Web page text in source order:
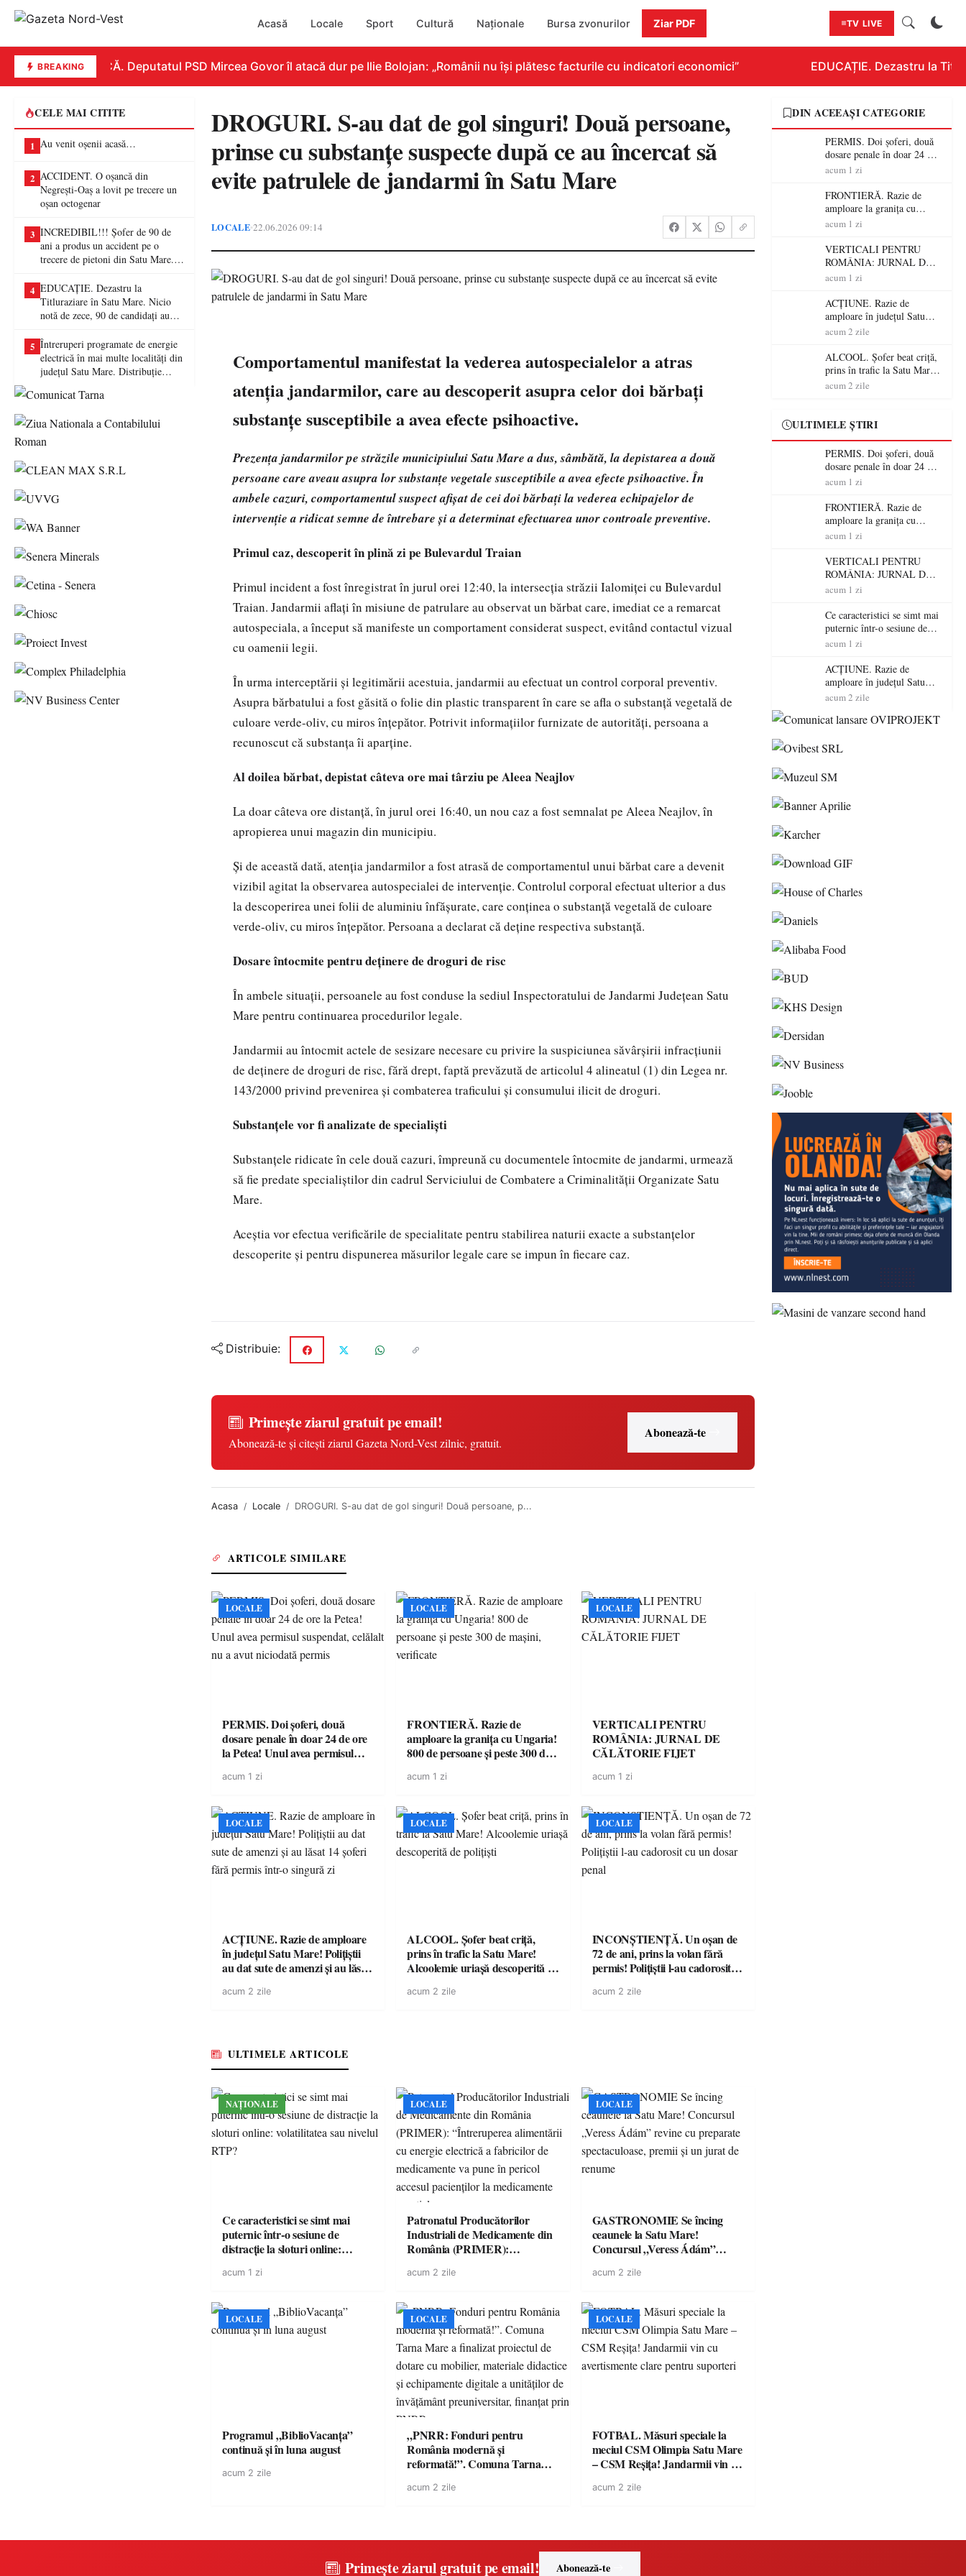
Acasă Locale Sport Cultură Naționale Bursa zvonurilor Ziar PDF TV LIVE
BREAKINGREPLICĂ. Deputatul PSD Mircea Govor îl atacă dur pe Ilie Bolojan: „Românii nu își plătesc facturile cu indicatori economici” EDUCAȚIE. Dezastru la
CELE MAI CITITE
1 Au venit oșenii acasă…
2 ACCIDENT. O oșancă din
Negrești-Oaș a lovit pe trecere un
oșan octogenar
3 INCREDIBIL!!! Șofer de 90 de
ani a produs un accident pe o
trecere de pietoni din Satu Mare. O
4 EDUCAȚIE. Dezastru la
Titluraziare în Satu Mare. Nicio
notă de zece, 90 de candidați au
5 Întreruperi programate de energie
electrică în mai multe localități din
județul Satu Mare. Distribuție
lucrări la rețea
DROGURI. S-au dat de gol singuri! Două persoane,
prinse cu substanțe suspecte după ce au încercat să
evite patrulele de jandarmi în Satu Mare
LOCALE•22.06.2026 09:14
Comportamentul manifestat la vederea autospecialelor a atras
atenția jandarmilor, care au descoperit asupra celor doi bărbați
substanțe susceptibile a avea efecte psihoactive.
Prezența jandarmilor pe străzile municipiului Satu Mare a dus, sâmbătă, la depistarea a două
persoane care aveau asupra lor substanțe vegetale susceptibile a avea efecte psihoactive. În
ambele cazuri, comportamentul suspect afișat de cei doi bărbați la vederea echipajelor de
intervenție a ridicat semne de întrebare și a determinat efectuarea unor controale preventive.
Primul caz, descoperit în plină zi pe Bulevardul Traian
Primul incident a fost înregistrat în jurul orei 12:40, la intersecția străzii Ialomiței cu Bulevardul
Traian. Jandarmii aflați în misiune de patrulare au observat un bărbat care, imediat ce a remarcat
autospeciala, a început să manifeste un comportament considerat suspect, evitând contactul vizual
cu oamenii legii.
În urma interceptării și legitimării acestuia, jandarmii au efectuat un control corporal preventiv.
Asupra bărbatului a fost găsită o folie din plastic transparent în care se afla o substanță vegetală de
culoare verde-oliv, cu miros înțepător. Potrivit informațiilor furnizate de autorități, persoana a
recunoscut că substanța îi aparține.
Al doilea bărbat, depistat câteva ore mai târziu pe Aleea Neajlov
La doar câteva ore distanță, în jurul orei 16:40, un nou caz a fost semnalat pe Aleea Neajlov, în
apropierea unui magazin din municipiu.
Și de această dată, atenția jandarmilor a fost atrasă de comportamentul unui bărbat care a devenit
vizibil agitat la observarea autospecialei de intervenție. Controlul corporal efectuat ulterior a dus
la descoperirea unei folii de aluminiu înfășurate, care conținea o substanță vegetală de culoare
verde-oliv, cu miros înțepător. Persoana a declarat că deține respectiva substanță.
Dosare întocmite pentru deținere de droguri de risc
În ambele situații, persoanele au fost conduse la sediul Inspectoratului de Jandarmi Județean Satu
Mare pentru continuarea procedurilor legale.
Jandarmii au întocmit actele de sesizare necesare cu privire la suspiciunea săvârșirii infracțiunii
de deținere de droguri de risc, fără drept, faptă prevăzută de articolul 4 alineatul (1) din Legea nr.
143/2000 privind prevenirea și combaterea traficului și consumului ilicit de droguri.
Substanțele vor fi analizate de specialiști
Substanțele ridicate în cele două cazuri, împreună cu documentele întocmite de jandarmi, urmează
să fie predate specialiștilor din cadrul Serviciului de Combatere a Criminalității Organizate Satu
Mare.
Aceștia vor efectua verificările de specialitate pentru stabilirea naturii exacte a substanțelor
descoperite și pentru dispunerea măsurilor legale care se impun în fiecare caz.
Distribuie:
Primește ziarul gratuit pe email!
Abonează-te și citești ziarul Gazeta Nord-Vest zilnic, gratuit.
Abonează-te
Acasa Locale DROGURI. S-au dat de gol singuri! Două persoane, p...
ARTICOLE SIMILARE
LOCALE
PERMIS. Doi șoferi, două
dosare penale în doar 24 de ore
la Petea! Unul avea permisul
niciodată permis
acum 1 zi
LOCALE
FRONTIERĂ. Razie de
amploare la granița cu Ungaria!
800 de persoane și peste 300 de
acum 1 zi
LOCALE
VERTICALI PENTRU
ROMÂNIA: JURNAL DE
CĂLĂTORIE FIJET
acum 1 zi
LOCALE
ACȚIUNE. Razie de amploare
în județul Satu Mare! Polițiștii
au dat sute de amenzi și au lăsat
singură zi
acum 2 zile
LOCALE
ALCOOL. Șofer beat criță,
prins în trafic la Satu Mare!
Alcoolemie uriașă descoperită de
acum 2 zile
LOCALE
INCONȘTIENȚĂ. Un oșan de
72 de ani, prins la volan fără
permis! Polițiștii l-au cadorosit
acum 2 zile
ULTIMELE ARTICOLE
NAȚIONALE
Ce caracteristici se simt mai
puternic într-o sesiune de
distracție la sloturi online:
acum 1 zi
LOCALE
Patronatul Producătorilor
Industriali de Medicamente din
România (PRIMER):
energie electrică a fabricilor de
accesul pacienților la
medicamente esențiale
acum 2 zile
LOCALE
GASTRONOMIE Se încing
ceaunele la Satu Mare!
Concursul „Veress Ádám”
spectaculoase, premii și un jurat
acum 2 zile
LOCALE
Programul „BiblioVacanța”
continuă și în luna august
acum 2 zile
LOCALE
„PNRR: Fonduri pentru
România modernă și
reformată!”. Comuna Tarna
dotare cu mobilier, materiale
acum 2 zile
LOCALE
FOTBAL. Măsuri speciale la
meciul CSM Olimpia Satu Mare
– CSM Reșița! Jandarmii vin cu
suporteri
acum 2 zile
DIN ACEEAȘI CATEGORIE
PERMIS. Doi șoferi, două
dosare penale în doar 24 de
ore la Petea! Unul avea
nu a avut niciodată permis
acum 1 zi
FRONTIERĂ. Razie de
amploare la granița cu
Ungaria! 800 de persoane și
verificate
acum 1 zi
VERTICALI PENTRU
ROMÂNIA: JURNAL DE
CĂLĂTORIE FIJET
acum 1 zi
ACȚIUNE. Razie de
amploare în județul Satu
Mare! Polițiștii au dat sute
șoferi fără permis într-o
singură zi
acum 2 zile
ALCOOL. Șofer beat criță,
prins în trafic la Satu Mare!
Alcoolemie uriașă
acum 2 zile
ULTIMELE ȘTIRI
PERMIS. Doi șoferi, două
dosare penale în doar 24 de
ore la Petea! Unul avea
nu a avut niciodată permis
acum 1 zi
FRONTIERĂ. Razie de
amploare la granița cu
Ungaria! 800 de persoane și
verificate
acum 1 zi
VERTICALI PENTRU
ROMÂNIA: JURNAL DE
CĂLĂTORIE FIJET
acum 1 zi
Ce caracteristici se simt mai
puternic într-o sesiune de
distracție la sloturi online:
RTP?
acum 1 zi
ACȚIUNE. Razie de
amploare în județul Satu
Mare! Polițiștii au dat sute
șoferi fără permis într-o
acum 2 zile
Primește ziarul gratuit pe email! Abonează-te